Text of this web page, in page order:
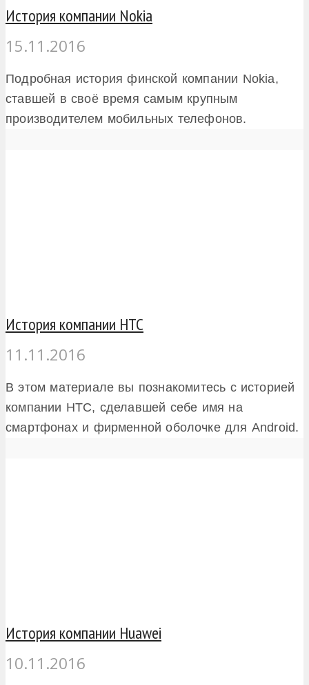
История компании Nokia
15.11.2016
Подробная история финской компании Nokia,
ставшей в своё время самым крупным
производителем мобильных телефонов.
История компании HTC
11.11.2016
В этом материале вы познакомитесь с историей
компании HTC, сделавшей себе имя на
смартфонах и фирменной оболочке для Android.
История компании Huawei
10.11.2016